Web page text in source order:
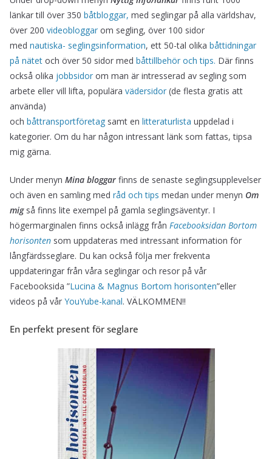
länkar till över 350 båtbloggar, med seglingar på alla världshav,
över 200 videobloggar om segling, över 100 sidor
med nautiska- seglingsinformation, ett 50-tal olika båttidningar
på nätet och över 50 sidor med båttillbehör och tips. Där finns
också olika jobbsidor om man är intresserad av segling som
arbete eller vill lifta, populära vädersidor (de flesta gratis att
använda)
och båttransportföretag samt en litteraturlista uppdelad i
kategorier. Om du har någon intressant länk som fattas, tipsa
mig gärna.
Under menyn Mina bloggar finns de senaste seglingsupplevelser
och även en samling med råd och tips medan under menyn Om
migså finns lite exempel på gamla seglingsäventyr. I
högermarginalen finns också inlägg från Facebooksidan Bortom
horisonten som uppdateras med intressant information för
långfärdsseglare. Du kan också följa mer frekventa
uppdateringar från våra seglingar och resor på vår
Facebooksida ”Lucina & Magnus Bortom horisonten”eller
videos på vår YouYube-kanal. VÄLKOMMEN!!
En perfekt present för seglare